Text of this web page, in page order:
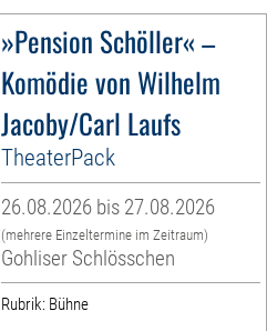
»Pension Schöller« –
Komödie von Wilhelm
Jacoby/Carl Laufs
TheaterPack
26.08.2026 bis 27.08.2026
(mehrere Einzeltermine im Zeitraum)
Gohliser Schlösschen
Rubrik: Bühne